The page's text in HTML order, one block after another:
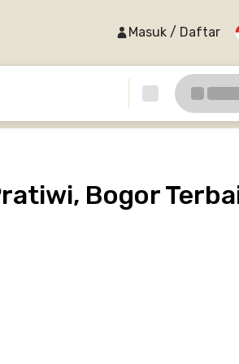
Masuk / Daftar
Bogor